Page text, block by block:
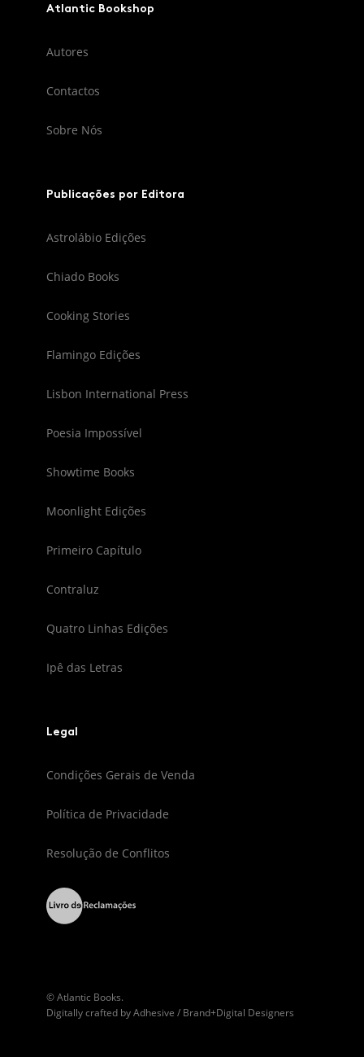
Atlantic Bookshop
Autores
Contactos
Sobre Nós
Publicações por Editora
Astrolábio Edições
Chiado Books
Cooking Stories
Flamingo Edições
Lisbon International Press
Poesia Impossível
Showtime Books
Moonlight Edições
Primeiro Capítulo
Contraluz
Quatro Linhas Edições
Ipê das Letras
Legal
Condições Gerais de Venda
Política de Privacidade
Resolução de Conflitos
© Atlantic Books.
Digitally crafted byAdhesive / Brand+Digital Designers